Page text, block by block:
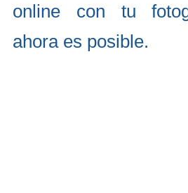
online con tu
ahora es posible.